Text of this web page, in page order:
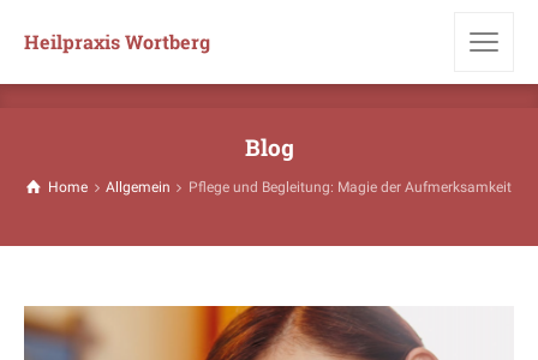
Heilpraxis Wortberg
Blog
Home Allgemein Pflege und Begleitung: Magie der Aufmerksamkeit